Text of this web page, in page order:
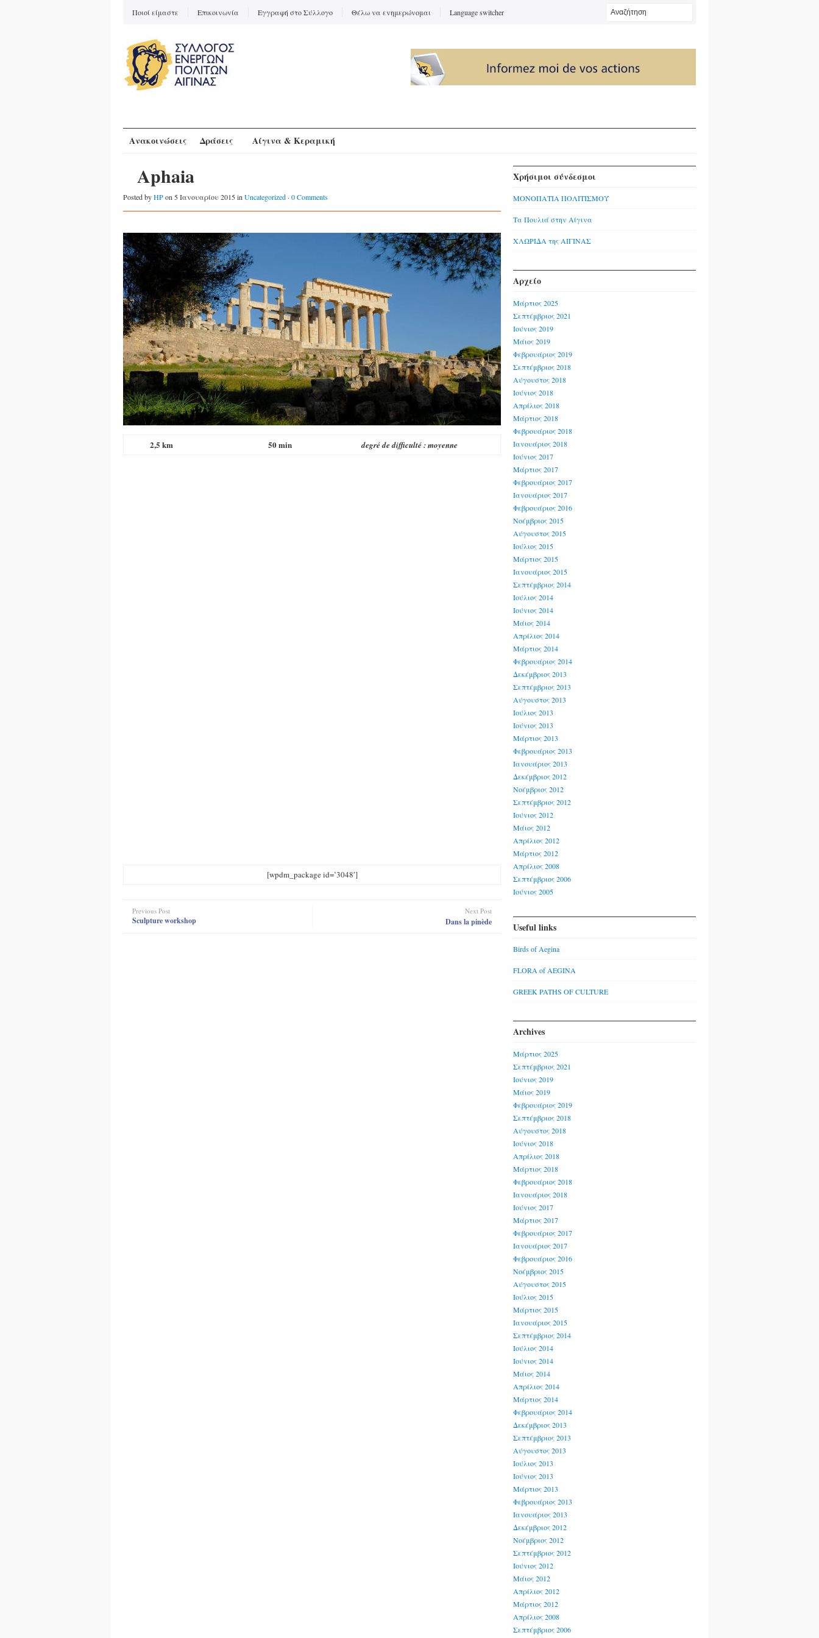
Ποιοί είμαστε Επικοινωνία Εγγραφή στο Σύλλογο Θέλω να ενημερώνομαι Language switcher
Ανακοινώσεις Δράσεις Αίγινα & Κεραμική
Aphaia
Posted byHPon 5 Ιανουαρίου 2015 in Uncategorized · 0 Comments
2,5 km 50 min degré de difficulté : moyenne
[wpdm_package id=’3048′]
Previous Post
Sculpture workshop
Next Post
Dans la pinède
Χρήσιμοι σύνδεσμοι
ΜΟΝΟΠΑΤΙΑ ΠΟΛΙΤΙΣΜΟΥ
Τα Πουλιά στην Αίγινα
ΧΛΩΡΙΔΑ της ΑΙΓΙΝΑΣ
Αρχείο
Μάρτιος 2025
Σεπτέμβριος 2021
Ιούνιος 2019
Μάιος 2019
Φεβρουάριος 2019
Σεπτέμβριος 2018
Αύγουστος 2018
Ιούνιος 2018
Απρίλιος 2018
Μάρτιος 2018
Φεβρουάριος 2018
Ιανουάριος 2018
Ιούνιος 2017
Μάρτιος 2017
Φεβρουάριος 2017
Ιανουάριος 2017
Φεβρουάριος 2016
Νοέμβριος 2015
Αύγουστος 2015
Ιούλιος 2015
Μάρτιος 2015
Ιανουάριος 2015
Σεπτέμβριος 2014
Ιούλιος 2014
Ιούνιος 2014
Μάιος 2014
Απρίλιος 2014
Μάρτιος 2014
Φεβρουάριος 2014
Δεκέμβριος 2013
Σεπτέμβριος 2013
Αύγουστος 2013
Ιούλιος 2013
Ιούνιος 2013
Μάρτιος 2013
Φεβρουάριος 2013
Ιανουάριος 2013
Δεκέμβριος 2012
Νοέμβριος 2012
Σεπτέμβριος 2012
Ιούνιος 2012
Μάιος 2012
Απρίλιος 2012
Μάρτιος 2012
Απρίλιος 2008
Σεπτέμβριος 2006
Ιούνιος 2005
Useful links
Birds of Aegina
FLORA of AEGINA
GREEK PATHS OF CULTURE
Archives
Μάρτιος 2025
Σεπτέμβριος 2021
Ιούνιος 2019
Μάιος 2019
Φεβρουάριος 2019
Σεπτέμβριος 2018
Αύγουστος 2018
Ιούνιος 2018
Απρίλιος 2018
Μάρτιος 2018
Φεβρουάριος 2018
Ιανουάριος 2018
Ιούνιος 2017
Μάρτιος 2017
Φεβρουάριος 2017
Ιανουάριος 2017
Φεβρουάριος 2016
Νοέμβριος 2015
Αύγουστος 2015
Ιούλιος 2015
Μάρτιος 2015
Ιανουάριος 2015
Σεπτέμβριος 2014
Ιούλιος 2014
Ιούνιος 2014
Μάιος 2014
Απρίλιος 2014
Μάρτιος 2014
Φεβρουάριος 2014
Δεκέμβριος 2013
Σεπτέμβριος 2013
Αύγουστος 2013
Ιούλιος 2013
Ιούνιος 2013
Μάρτιος 2013
Φεβρουάριος 2013
Ιανουάριος 2013
Δεκέμβριος 2012
Νοέμβριος 2012
Σεπτέμβριος 2012
Ιούνιος 2012
Μάιος 2012
Απρίλιος 2012
Μάρτιος 2012
Απρίλιος 2008
Σεπτέμβριος 2006